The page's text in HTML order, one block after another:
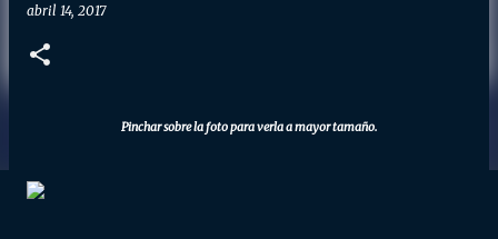
abril 14, 2017
Pinchar sobre la foto para verla a mayor tamaño.